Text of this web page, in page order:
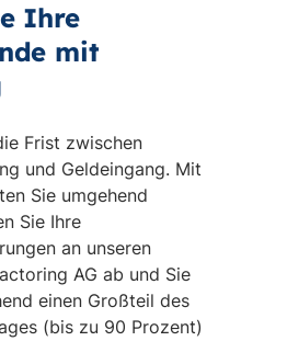
Ihre
mit
Frist zwischen
und Geldeingang. Mit
Sie umgehend
Sie Ihre
an unseren
AG ab und Sie
einen Großteil des
(bis zu 90 Prozent)